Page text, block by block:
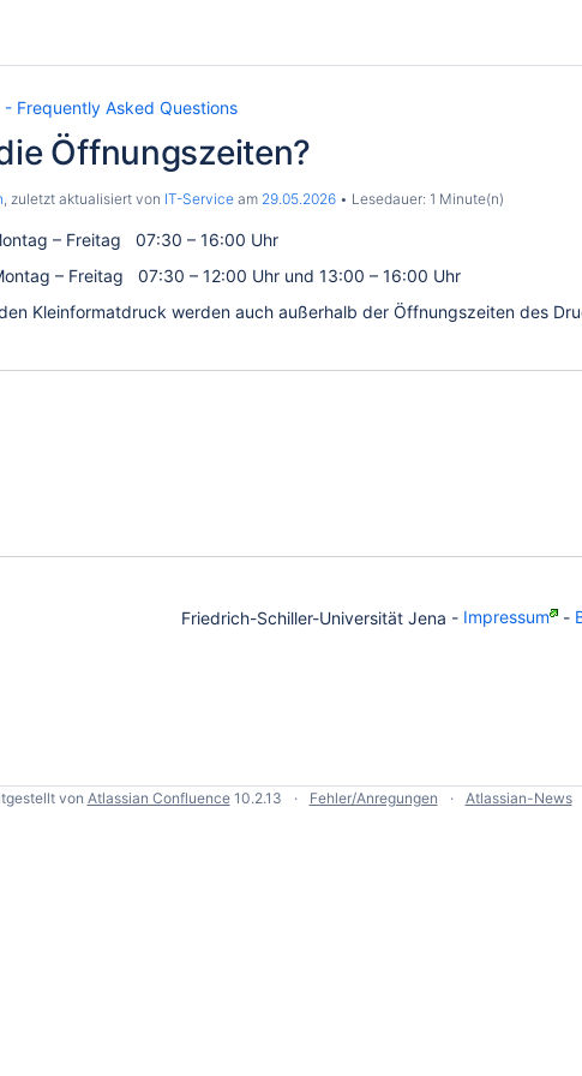
- Frequently Asked Questions
Öffnungszeiten?
, zuletzt aktualisiert von IT-Service am 29.05.2026 Lesedauer: 1 Minute(n)
– Freitag 07:30 – 16:00 Uhr
– Freitag 07:30 – 12:00 Uhr und 13:00 – 16:00 Uhr
Kleinformatdruck werden auch außerhalb der Öffnungszeiten des
Friedrich-Schiller-Universität Jena - Impressum -
von Atlassian Confluence 10.2.13 Fehler/Anregungen Atlassian-News